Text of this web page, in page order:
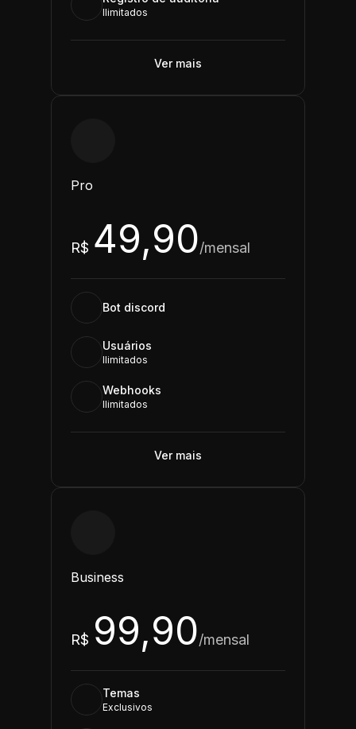
Ilimitados
Ver mais
Pro
R$ 49,90/mensal
Bot discord
Usuários
Ilimitados
Webhooks
Ilimitados
Ver mais
Business
R$ 99,90/mensal
Temas
Exclusivos